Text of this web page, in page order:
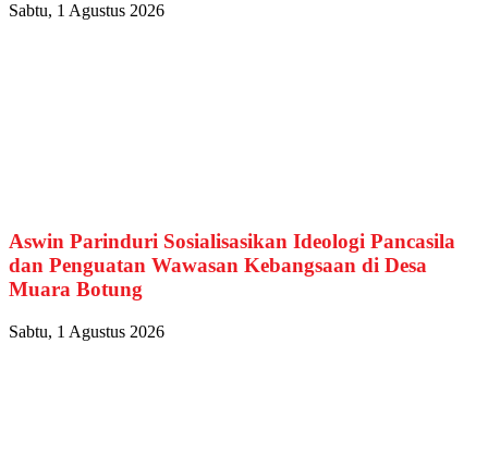
Sabtu, 1 Agustus 2026
Aswin Parinduri Sosialisasikan Ideologi Pancasila
dan Penguatan Wawasan Kebangsaan di Desa
Muara Botung
Sabtu, 1 Agustus 2026